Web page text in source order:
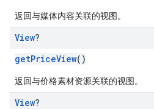
返回与媒体内容关联的视图。
View?
getPriceView()
返回与价格素材资源关联的视图。
View?